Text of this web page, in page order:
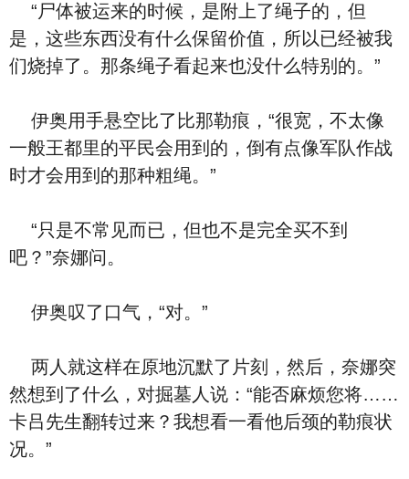
“尸体被运来的时候，是附上了绳子的，但
是，这些东西没有什么保留价值，所以已经被我
们烧掉了。那条绳子看起来也没什么特别的。”
伊奥用手悬空比了比那勒痕，“很宽，不太像
一般王都里的平民会用到的，倒有点像军队作战
时才会用到的那种粗绳。”
“只是不常见而已，但也不是完全买不到
吧？”奈娜问。
伊奥叹了口气，“对。”
两人就这样在原地沉默了片刻，然后，奈娜突
然想到了什么，对掘墓人说：“能否麻烦您将……
卡吕先生翻转过来？我想看一看他后颈的勒痕状
况。”